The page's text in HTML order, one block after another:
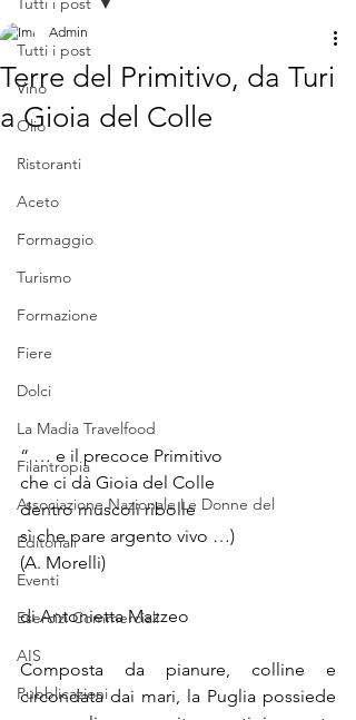
Tutti i post
Vino
Olio
Ristoranti
Aceto
Formaggio
Turismo
Formazione
Fiere
Dolci
La Madia Travelfood
Filantropia
Associazione Nazionale Le Donne del
Editoriali
Eventi
Esercizi Commerciali
AIS
Pubblicazioni
Terre del Primitivo, da Turi
a Gioia del Colle
Admin
“ … e il precoce Primitivo
che ci dà Gioia del Colle
dentro muscoli ribolle
sì che pare argento vivo …)
(A. Morelli)
di Antonietta Mazzeo
Composta da pianure, colline e
circondata dai mari, la Puglia possiede